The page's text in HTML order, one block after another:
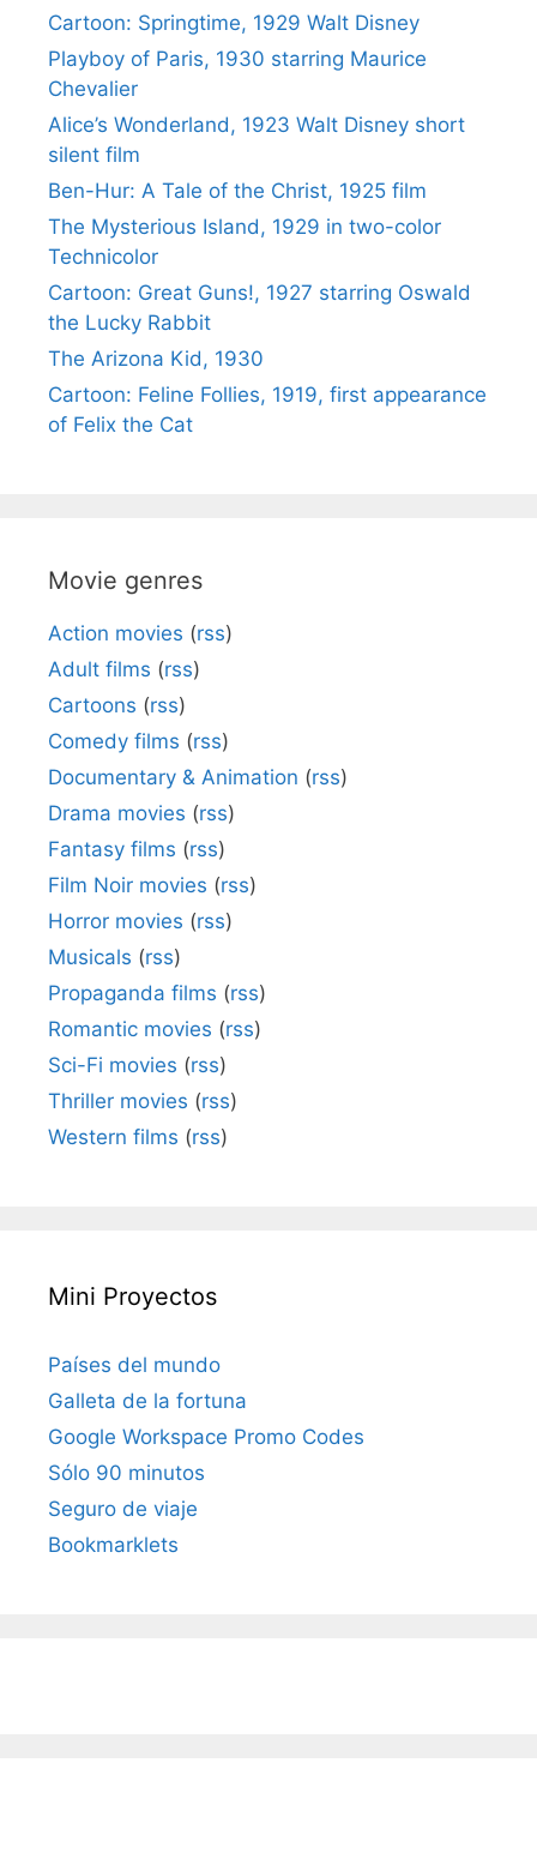
Cartoon: Springtime, 1929 Walt Disney
Playboy of Paris, 1930 starring Maurice
Chevalier
Alice’s Wonderland, 1923 Walt Disney short
silent film
Ben-Hur: A Tale of the Christ, 1925 film
The Mysterious Island, 1929 in two-color
Technicolor
Cartoon: Great Guns!, 1927 starring Oswald
the Lucky Rabbit
The Arizona Kid, 1930
Cartoon: Feline Follies, 1919, first appearance
of Felix the Cat
Movie genres
Action movies (rss)
Adult films (rss)
Cartoons (rss)
Comedy films (rss)
Documentary & Animation (rss)
Drama movies (rss)
Fantasy films (rss)
Film Noir movies (rss)
Horror movies (rss)
Musicals (rss)
Propaganda films (rss)
Romantic movies (rss)
Sci-Fi movies (rss)
Thriller movies (rss)
Western films (rss)
Mini Proyectos
Países del mundo
Galleta de la fortuna
Google Workspace Promo Codes
Sólo 90 minutos
Seguro de viaje
Bookmarklets